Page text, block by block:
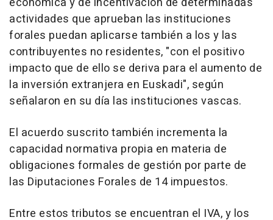
actividades que aprueban las instituciones
forales puedan aplicarse también a los y las
contribuyentes no residentes, "con el positivo
impacto que de ello se deriva para el aumento de
la inversión extranjera en Euskadi", según
señalaron en su día las instituciones vascas.
El acuerdo suscrito también incrementa la
capacidad normativa propia en materia de
obligaciones formales de gestión por parte de
las Diputaciones Forales de 14 impuestos.
Entre estos tributos se encuentran el IVA, y los